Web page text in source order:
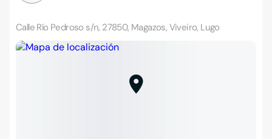
Calle Río Pedroso s/n, 27850, Magazos, Viveiro, Lugo